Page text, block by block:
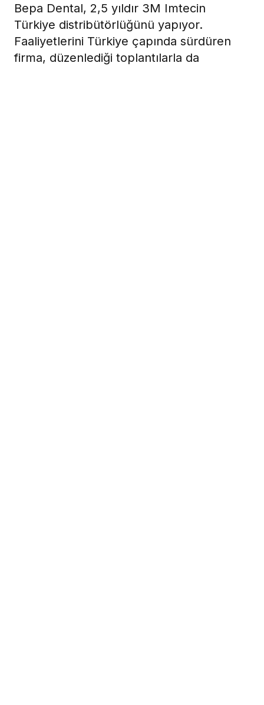
Bepa Dental, 2,5 yıldır 3M Imtecin
Türkiye distribütörlüğünü yapıyor.
Faaliyetlerini Türkiye çapında sürdüren
firma, düzenlediği toplantılarla da